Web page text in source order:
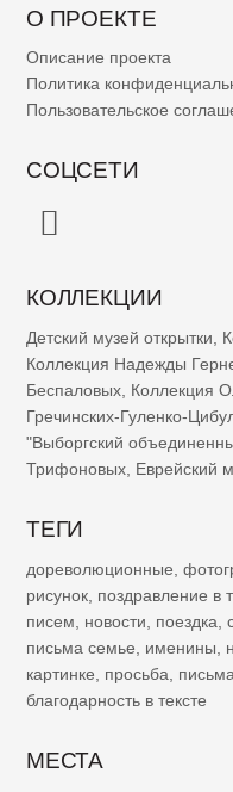
О ПРОЕКТЕ
Описание проекта
Политика
Пользовательское
СОЦСЕТИ
КОЛЛЕКЦИИ
Детский музей открытки
Коллекция Надежды
Беспаловых Коллекция
Гречинских-Гуленко-
"Выборгский
Трифоновых Еврейский
ТЕГИ
дореволюционные
рисунок поздравление в
писем
новости поездка
письма семье
именины
картинке
просьба
благодарность в тексте
МЕСТА